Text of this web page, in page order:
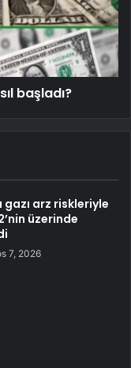
başladı?
gazı arz riskleriyle
üzerinde
7, 2026